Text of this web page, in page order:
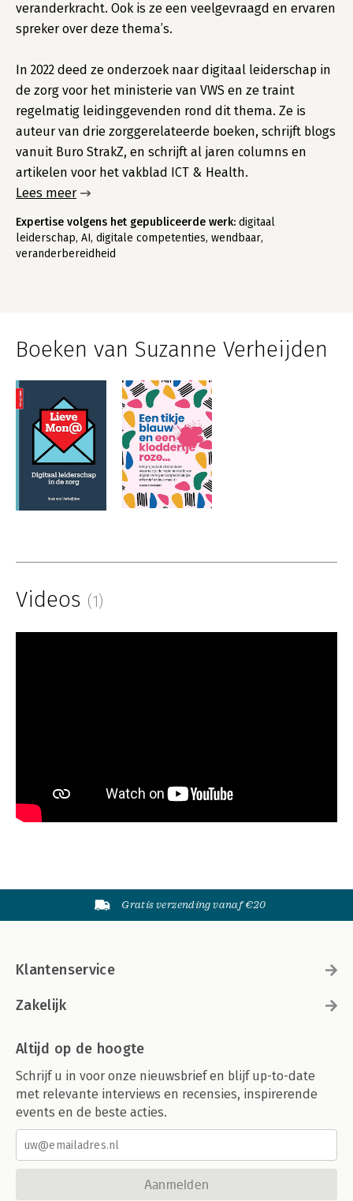
veranderkracht. Ook is ze een veelgevraagd en ervaren
spreker over deze thema’s.
In 2022 deed ze onderzoek naar digitaal leiderschap in
de zorg voor het ministerie van VWS en ze traint
regelmatig leidinggevenden rond dit thema. Ze is
auteur van drie zorggerelateerde boeken, schrijft blogs
vanuit Buro StrakZ, en schrijft al jaren columns en
artikelen voor het vakblad ICT & Health.
Lees meer
Expertise volgens het gepubliceerde werk: digitaal
leiderschap, AI, digitale competenties, wendbaar,
veranderbereidheid
Boeken van Suzanne Verheijden
Videos (1)
Gratis verzending vanaf €20
Klantenservice
Zakelijk
Altijd op de hoogte
Schrijf u in voor onze nieuwsbrief en blijf up-to-date
met relevante interviews en recensies, inspirerende
events en de beste acties.
Aanmelden